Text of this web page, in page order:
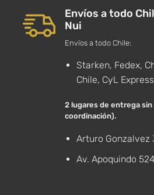
Envíos a todo
Nui
Envíos a todo Chile:
Starken, Fedex,
Chile, CyL
2 lugares de entrega
coordinación).
Arturo Gonzalvez
Av. Apoquindo